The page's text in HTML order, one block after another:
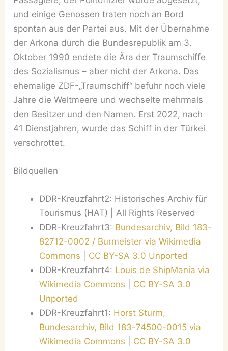
und einige Genossen traten noch an Bord
spontan aus der Partei aus. Mit der Übernahme
der Arkona durch die Bundesrepublik am 3.
Oktober 1990 endete die Ära der Traumschiffe
des Sozialismus – aber nicht der Arkona. Das
ehemalige ZDF-„Traumschiff“ befuhr noch viele
Jahre die Weltmeere und wechselte mehrmals
den Besitzer und den Namen. Erst 2022, nach
41 Dienstjahren, wurde das Schiff in der Türkei
verschrottet.
Bildquellen
DDR-Kreuzfahrt2: Historisches Archiv für
Tourismus (HAT) | All Rights Reserved
DDR-Kreuzfahrt3: Bundesarchiv, Bild 183-
82712-0002 / Burmeister via Wikimedia
Commons
CC BY-SA 3.0 Unported
DDR-Kreuzfahrt4: Louis de ShipMania via
Wikimedia Commons
CC BY-SA 3.0
Unported
DDR-Kreuzfahrt1: Horst Sturm,
Bundesarchiv, Bild 183-74500-0015 via
Wikimedia Commons
CC BY-SA 3.0